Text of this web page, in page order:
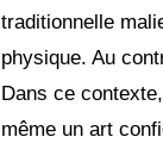
traditionnelle
physique. Au
Dans ce
même un art